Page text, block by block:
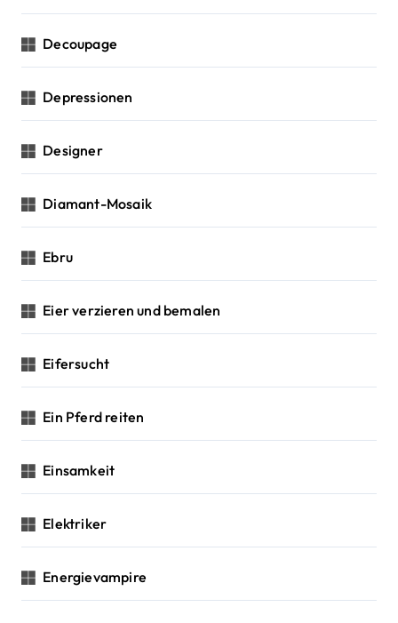
Decoupage
Depressionen
Designer
Diamant-Mosaik
Ebru
Eier verzieren und bemalen
Eifersucht
Ein Pferd reiten
Einsamkeit
Elektriker
Energievampire